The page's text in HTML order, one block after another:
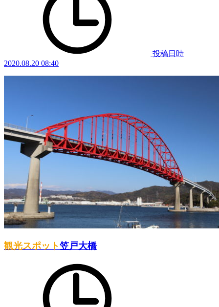
投稿日時
2020.08.20 08:40
観光スポット笠戸大橋